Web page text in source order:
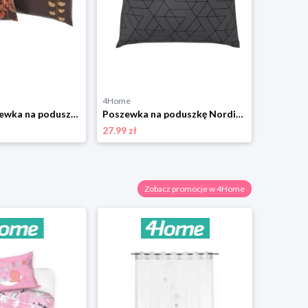
Kvalitex Poszewka na poduszkę Paproć brązowy, 40 x 40 cm, zestaw 2 szt.
4Home
Poszewka na poduszkę Nordic Frida, 40 x 40 cm Kvalitex
27.99 zł
Zobacz promocje w 4Home